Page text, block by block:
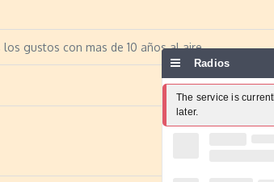
gustos con mas de 10 años al aire
Radios
The service is
later.